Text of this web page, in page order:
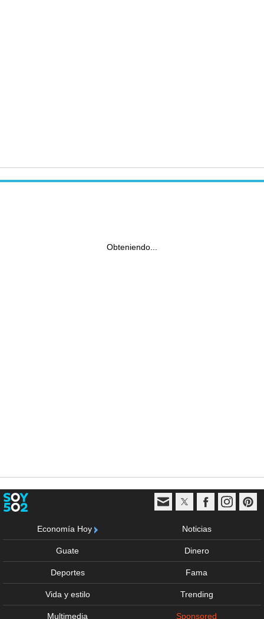
Obteniendo...
Economía Hoy Noticias
Guate Dinero
Deportes Fama
Vida y estilo Trending
Multimedia Sponsored